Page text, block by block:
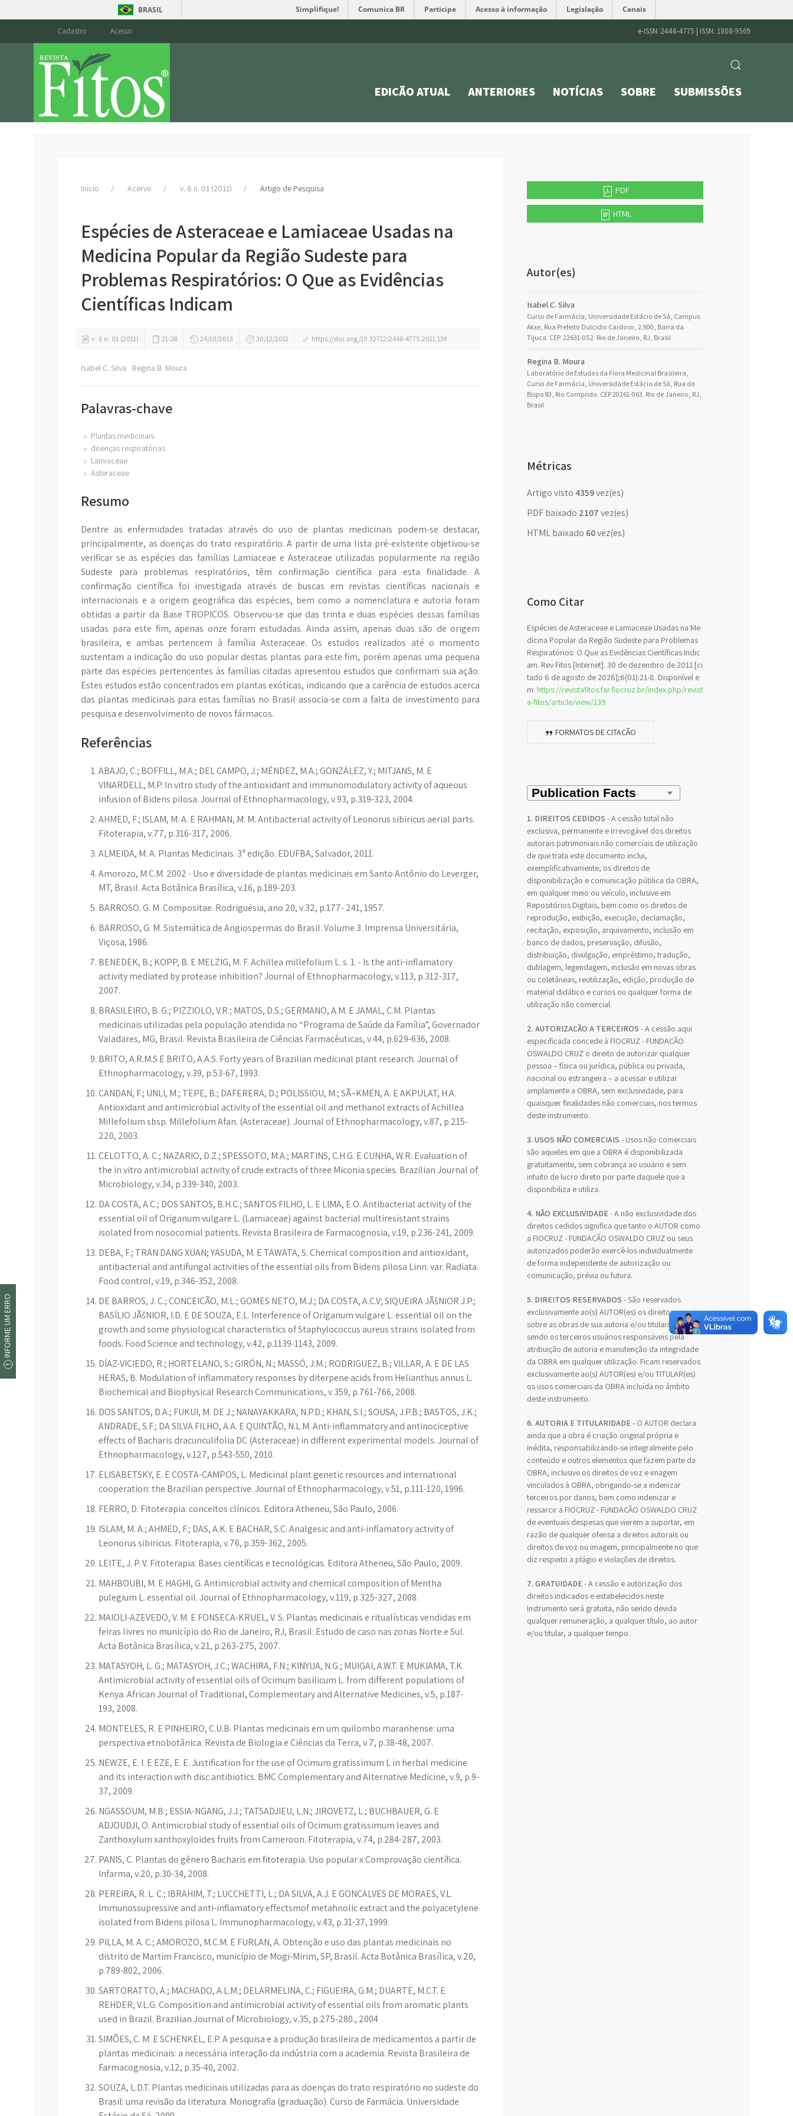
BRASIL Simplifique! Comunica BR Participe Acesso à informação Legislação Canais
Cadastro Acesso e-ISSN: 2446-4775 | ISSN: 1808-9569
EDIÇÃO ATUAL ANTERIORES NOTÍCIAS SOBRE SUBMISSÕES
Início Acervo v. 6 n. 01 (2011) Artigo de Pesquisa
Espécies de Asteraceae e Lamiaceae Usadas na
Medicina Popular da Região Sudeste para
Problemas Respiratórios: O Que as Evidências
Científicas Indicam
v. 6 n. 01 (2011) 21-28 24/10/2013 30/12/2011 https://doi.org/10.32712/2446-4775.2011.139
Isabel C. Silva Regina B. Moura
Palavras-chave
Plantas medicinais
doenças respiratórias
Lamiaceae
Asteraceae
Resumo
Dentre as enfermidades tratadas através do uso de plantas medicinais podem-se destacar,
principalmente, as doenças do trato respiratório. A partir de uma lista pré-existente objetivou-se
verificar se as espécies das famílias Lamiaceae e Asteraceae utilizadas popularmente na região
Sudeste para problemas respiratórios, têm confirmação científica para esta finalidade. A
confirmação científica foi investigada através de buscas em revistas científicas nacionais e
internacionais e a origem geográfica das espécies, bem como a nomenclatura e autoria foram
obtidas a partir da Base TROPICOS. Observou-se que das trinta e duas espécies dessas famílias
usadas para este fim, apenas onze foram estudadas. Ainda assim, apenas duas são de origem
brasileira, e ambas pertencem à família Asteraceae. Os estudos realizados até o momento
sustentam a indicação do uso popular destas plantas para este fim, porém apenas uma pequena
parte das espécies pertencentes às famílias citadas apresentou estudos que confirmam sua ação.
Estes estudos estão concentrados em plantas exóticas, indicando que a carência de estudos acerca
das plantas medicinais para estas famílias no Brasil associa-se com a falta de investimento para
pesquisa e desenvolvimento de novos fármacos.
Referências
ABAJO, C.; BOFFILL, M.A.; DEL CAMPO, J.; MÉNDEZ, M.A.; GONZÁLEZ, Y.; MITJANS, M. E
VINARDELL, M.P. In vitro study of the antioxidant and immunomodulatory activity of aqueous
infusion of Bidens pilosa. Journal of Ethnopharmacology, v.93, p.319-323, 2004.
AHMED, F.; ISLAM, M. A. E RAHMAN, M. M. Antibacterial activity of Leonorus sibiricus aerial parts.
Fitoterapia, v.77, p.316-317, 2006.
ALMEIDA, M. A. Plantas Medicinais. 3ª edição. EDUFBA, Salvador, 2011.
Amorozo, M.C.M. 2002 - Uso e diversidade de plantas medicinais em Santo Antônio do Leverger,
MT, Brasil. Acta Botânica Brasílica, v.16, p.189-203.
BARROSO. G. M. Compositae. Rodriguésia, ano 20, v.32, p.177- 241, 1957.
BARROSO, G. M. Sistemática de Angiospermas do Brasil. Volume 3. Imprensa Universitária,
Viçosa, 1986.
BENEDEK, B.; KOPP, B. E MELZIG, M. F. Achillea millefolium L. s. 1. - Is the anti-inflamatory
activity mediated by protease inhibition? Journal of Ethnopharmacology, v.113, p.312-317,
2007.
BRASILEIRO, B. G.; PIZZIOLO, V.R.; MATOS, D.S.; GERMANO, A.M. E JAMAL, C.M. Plantas
medicinais utilizadas pela população atendida no “Programa de Saúde da Família”, Governador
Valadares, MG, Brasil. Revista Brasileira de Ciências Farmacêuticas, v.44, p.629-636, 2008.
BRITO, A.R.M.S E BRITO, A.A.S. Forty years of Brazilian medicinal plant research. Journal of
Ethnopharmacology, v.39, p.53-67, 1993.
CANDAN, F.; UNLI, M.; TEPE, B.; DAFERERA, D.; POLISSIOU, M.; SÃ–KMEN, A. E AKPULAT, H.A.
Antioxidant and antimicrobial activity of the essential oil and methanol extracts of Achillea
Millefolium sbsp. Millefolium Afan. (Asteraceae). Journal of Ethnopharmacology, v.87, p.215-
220, 2003.
CELOTTO, A. C.; NAZARIO, D.Z.; SPESSOTO, M.A.; MARTINS, C.H.G. E CUNHA, W.R. Evaluation of
the in vitro antimicrobial activity of crude extracts of three Miconia species. Brazilian Journal of
Microbiology, v.34, p.339-340, 2003.
DA COSTA, A.C.; DOS SANTOS, B.H.C.; SANTOS FILHO, L. E LIMA, E.O. Antibacterial activity of the
essential oil of Origanum vulgare L. (Lamiaceae) against bacterial multiresistant strains
isolated from nosocomial patients. Revista Brasileira de Farmacognosia, v.19, p.236-241, 2009.
DEBA, F.; TRAN DANG XUAN; YASUDA, M. E TAWATA, S. Chemical composition and antioxidant,
antibacterial and antifungal activities of the essential oils from Bidens pilosa Linn. var. Radiata.
Food control, v.19, p.346-352, 2008.
DE BARROS, J. C.; CONCEIÇÃO, M.L.; GOMES NETO, M.J.; DA COSTA, A.C.V; SIQUEIRA JÃšNIOR J.P.;
BASÍLIO JÃšNIOR, I.D. E DE SOUZA, E.L. Interference of Origanum vulgare L. essential oil on the
growth and some physiological characteristics of Staphylococcus aureus strains isolated from
foods. Food Science and technology, v.42, p.1139-1143, 2009.
DÍAZ-VICIEDO, R.; HORTELANO, S.; GIRÓN, N.; MASSÓ, J.M.; RODRIGUEZ, B.; VILLAR, A. E DE LAS
HERAS, B. Modulation of inflammatory responses by diterpene acids from Helianthus annus L.
Biochemical and Biophysical Research Communications, v.359, p.761-766, 2008.
DOS SANTOS, D.A.; FUKUI, M. DE J.; NANAYAKKARA, N.P.D.; KHAN, S.I.; SOUSA, J.P.B.; BASTOS, J.K.;
ANDRADE, S.F.; DA SILVA FILHO, A.A. E QUINTÃO, N.L.M. Anti-inflammatory and antinociceptive
effects of Bacharis dracunculifolia DC (Asteraceae) in different experimental models. Journal of
Ethnopharmacology, v.127, p.543-550, 2010.
ELISABETSKY, E. E COSTA-CAMPOS, L. Medicinal plant genetic resources and international
cooperation: the Brazilian perspective. Journal of Ethnopharmacology, v.51, p.111-120, 1996.
FERRO, D. Fitoterapia: conceitos clínicos. Editora Atheneu, São Paulo, 2006.
ISLAM, M. A.; AHMED, F.; DAS, A.K. E BACHAR, S.C. Analgesic and anti-inflamatory activity of
Leonorus sibiricus. Fitoterapia, v.76, p.359-362, 2005.
LEITE, J. P. V. Fitoterapia: Bases científicas e tecnológicas. Editora Atheneu, São Paulo, 2009.
MAHBOUBI, M. E HAGHI, G. Antimicrobial activity and chemical composition of Mentha
pulegium L. essential oil. Journal of Ethnopharmacology, v.119, p.325-327, 2008.
MAIOLI-AZEVEDO, V. M. E FONSECA-KRUEL, V. S. Plantas medicinais e ritualísticas vendidas em
feiras livres no município do Rio de Janeiro, RJ, Brasil: Estudo de caso nas zonas Norte e Sul.
Acta Botânica Brasílica, v.21, p.263-275, 2007.
MATASYOH, L. G.; MATASYOH, J.C.; WACHIRA, F.N.; KINYUA, N.G.; MUIGAI, A.W.T. E MUKIAMA, T.K.
Antimicrobial activity of essential oils of Ocimum basilicum L. from different populations of
Kenya. African Journal of Traditional, Complementary and Alternative Medicines, v.5, p.187-
193, 2008.
MONTELES, R. E PINHEIRO, C.U.B. Plantas medicinais em um quilombo maranhense: uma
perspectiva etnobotânica. Revista de Biologia e Ciências da Terra, v.7, p.38-48, 2007.
NEWZE, E. I. E EZE, E. E. Justification for the use of Ocimum gratissimum L in herbal medicine
and its interaction with disc antibiotics. BMC Complementary and Alternative Medicine, v.9, p.9-
37, 2009.
NGASSOUM, M.B.; ESSIA-NGANG, J.J.; TATSADJIEU, L.N.; JIROVETZ, L.; BUCHBAUER, G. E
ADJOUDJI, O. Antimicrobial study of essential oils of Ocimum gratissimum leaves and
Zanthoxylum xanthoxyloides fruits from Cameroon. Fitoterapia, v.74, p.284-287, 2003.
PANIS, C. Plantas do gênero Bacharis em fitoterapia. Uso popular x Comprovação científica.
Infarma, v.20, p.30-34, 2008.
PEREIRA, R. L. C.; IBRAHIM, T.; LUCCHETTI, L.; DA SILVA, A.J. E GONÇALVES DE MORAES, V.L.
Immunossupressive and anti-inflamatory effectsmof metahnolic extract and the polyacetylene
isolated from Bidens pilosa L. Immunopharmacology, v.43, p.31-37, 1999.
PILLA, M. A. C.; AMOROZO, M.C.M. E FURLAN, A. Obtenção e uso das plantas medicinais no
distrito de Martim Francisco, município de Mogi-Mirim, SP, Brasil. Acta Botânica Brasílica, v.20,
p.789-802, 2006.
SARTORATTO, A.; MACHADO, A.L.M.; DELARMELINA, C.; FIGUEIRA, G.M.; DUARTE, M.C.T. E
REHDER, V.L.G. Composition and antimicrobial activity of essential oils from aromatic plants
used in Brazil. Brazilian Journal of Microbiology, v.35, p.275-280., 2004
SIMÕES, C. M. E SCHENKEL, E.P. A pesquisa e a produção brasileira de medicamentos a partir de
plantas medicinais: a necessária interação da indústria com a academia. Revista Brasileira de
Farmacognosia, v.12, p.35-40, 2002.
SOUZA, L.D.T. Plantas medicinais utilizadas para as doenças do trato respiratório no sudeste do
Brasil: uma revisão da literatura. Monografia (graduação). Curso de Farmácia. Universidade
PDF
HTML
Autor(es)
Isabel C. Silva
Curso de Farmácia, Universidade Estácio de Sá, Campus
Akxe, Rua Prefeito Dulcidio Cardoso, 2.900, Barra da
Tijuca. CEP. 22631-052. Rio de Janeiro, RJ, Brasil
Regina B. Moura
Laboratório de Estudos da Flora Medicinal Brasileira,
Curso de Farmácia, Universidade Estácio de Sá, Rua do
Bispo 83, Rio Comprido. CEP 20261-063. Rio de Janeiro, RJ,
Brasil
Métricas
Artigo visto4359vez(es)
PDF baixado 2107vez(es)
HTML baixado 60vez(es)
Como Citar
Espécies de Asteraceae e Lamiaceae Usadas na Me
dicina Popular da Região Sudeste para Problemas
Respiratórios: O Que as Evidências Científicas Indic
am. Rev Fitos [Internet]. 30 de dezembro de 2011 [ci
tado 6 de agosto de 2026];6(01):21-8. Disponível e
m: https://revistafitos.far.fiocruz.br/index.php/revist
a-fitos/article/view/139
FORMATOS DE CITAÇÃO
1. DIREITOS CEDIDOS - A cessão total não
exclusiva, permanente e irrevogável dos direitos
autorais patrimoniais não comerciais de utilização
de que trata este documento inclui,
exemplificativamente, os direitos de
disponibilização e comunicação pública da OBRA,
em qualquer meio ou veículo, inclusive em
Repositórios Digitais, bem como os direitos de
reprodução, exibição, execução, declamação,
recitação, exposição, arquivamento, inclusão em
banco de dados, preservação, difusão,
distribuição, divulgação, empréstimo, tradução,
dublagem, legendagem, inclusão em novas obras
ou coletâneas, reutilização, edição, produção de
material didático e cursos ou qualquer forma de
utilização não comercial.
2. AUTORIZAÇÃO A TERCEIROS - A cessão aqui
especificada concede à FIOCRUZ - FUNDAÇÃO
OSWALDO CRUZ o direito de autorizar qualquer
pessoa – física ou jurídica, pública ou privada,
nacional ou estrangeira – a acessar e utilizar
amplamente a OBRA, sem exclusividade, para
quaisquer finalidades não comerciais, nos termos
deste instrumento.
3. USOS NÃO COMERCIAIS - Usos não comerciais
são aqueles em que a OBRA é disponibilizada
gratuitamente, sem cobrança ao usuário e sem
intuito de lucro direto por parte daquele que a
disponibiliza e utiliza.
4. NÃO EXCLUSIVIDADE- A não exclusividade dos
direitos cedidos significa que tanto o AUTOR como
a FIOCRUZ - FUNDAÇÃO OSWALDO CRUZ ou seus
autorizados poderão exercê-los individualmente
de forma independente de autorização ou
comunicação, prévia ou futura.
5. DIREITOS RESERVADOS - São reservados
exclusivamente ao(s) AUTOR(es) os direitos morais
sobre as obras de sua autoria e/ou titularidade,
sendo os terceiros usuários responsáveis pela
atribuição de autoria e manutenção da integridade
da OBRA em qualquer utilização. Ficam reservados
exclusivamente ao(s) AUTOR(es) e/ou TITULAR(es)
os usos comerciais da OBRA incluída no âmbito
deste instrumento.
6. AUTORIA E TITULARIDADE- O AUTOR declara
ainda que a obra é criação original própria e
inédita, responsabilizando-se integralmente pelo
conteúdo e outros elementos que fazem parte da
OBRA, inclusive os direitos de voz e imagem
vinculados à OBRA, obrigando-se a indenizar
terceiros por danos, bem como indenizar e
ressarcir a FIOCRUZ - FUNDAÇÃO OSWALDO CRUZ
de eventuais despesas que vierem a suportar, em
razão de qualquer ofensa a direitos autorais ou
direitos de voz ou imagem, principalmente no que
diz respeito a plágio e violações de direitos.
7. GRATUIDADE- A cessão e autorização dos
direitos indicados e estabelecidos neste
Instrumento será gratuita, não sendo devida
qualquer remuneração, a qualquer título, ao autor
e/ou titular, a qualquer tempo.
INFORME UM ERRO